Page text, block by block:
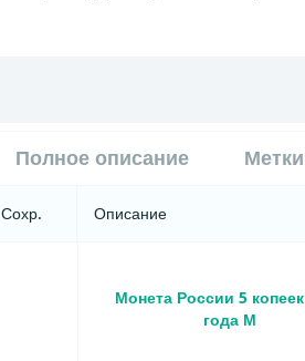
Полное описание Метки
Сохр. Описание
Монета России 5
года М